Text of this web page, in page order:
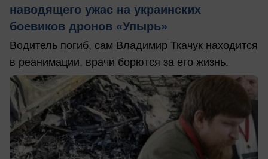
наводящего ужас на украинских
боевиков дронов «Упырь»
Водитель погиб, сам Владимир Ткачук находится
в реанимации, врачи борются за его жизнь.